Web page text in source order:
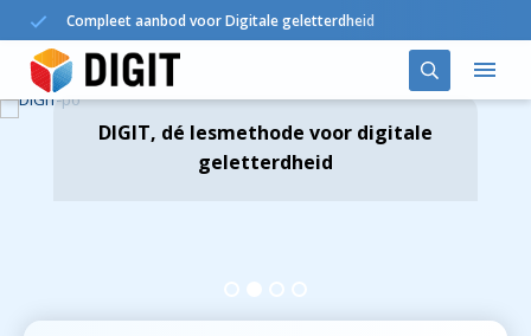
Compleet aanbod voor Digitale geletterdheid
DIGIT, dé lesmethode voor digitale
geletterdheid